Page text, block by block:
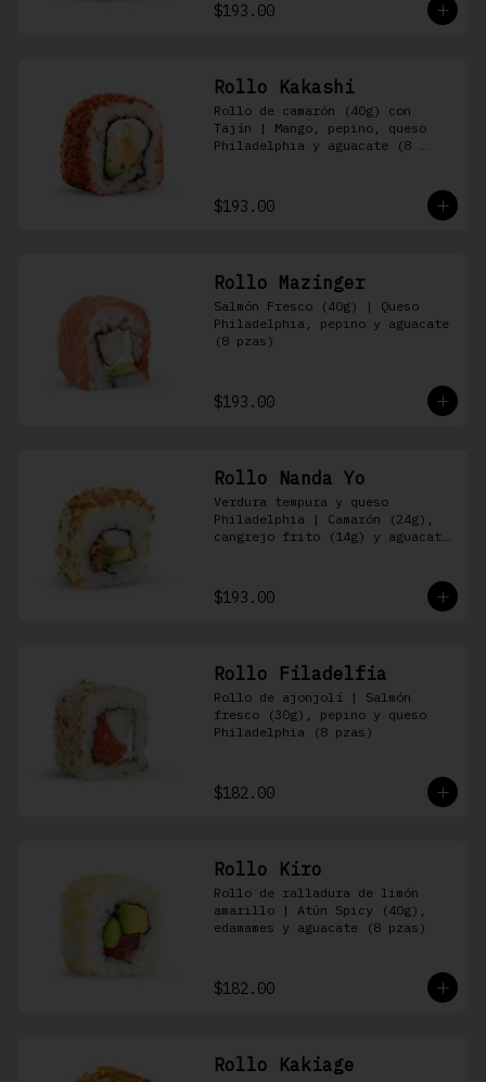
$193.00
Rollo Kakashi
Rollo de camarón (40g) con
Tajín | Mango, pepino, queso
Philadelphia y aguacate (8
$193.00
Rollo Mazinger
Salmón Fresco (40g) | Queso
Philadelphia, pepino y aguacate
(8 pzas)
$193.00
Rollo Nanda Yo
Verdura tempura y queso
Philadelphia | Camarón (24g),
cangrejo frito (14g) y aguacate
$193.00
Rollo Filadelfia
Rollo de ajonjolí | Salmón
fresco (30g), pepino y queso
Philadelphia (8 pzas)
$182.00
Rollo Kiro
Rollo de ralladura de limón
amarillo | Atún Spicy (40g),
edamames y aguacate (8 pzas)
$182.00
Rollo Kakiage